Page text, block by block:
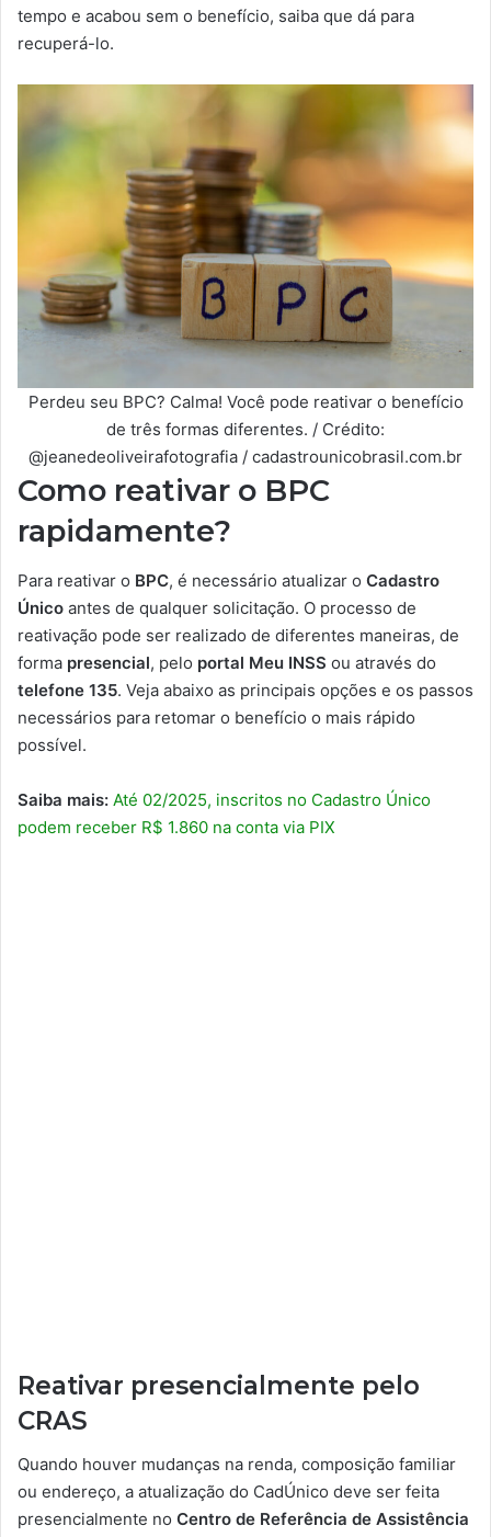
tempo e acabou sem o benefício, saiba que dá para
recuperá-lo.
Perdeu seu BPC? Calma! Você pode reativar o benefício
de três formas diferentes. / Crédito:
@jeanedeoliveirafotografia / cadastrounicobrasil.com.br
Como reativar o BPC
rapidamente?
Para reativar o BPC, é necessário atualizar o Cadastro
Único antes de qualquer solicitação. O processo de
reativação pode ser realizado de diferentes maneiras, de
forma presencial, pelo portal Meu INSS ou através do
telefone 135. Veja abaixo as principais opções e os passos
necessários para retomar o benefício o mais rápido
possível.
Saiba mais: Até 02/2025, inscritos no Cadastro Único
podem receber R$ 1.860 na conta via PIX
Reativar presencialmente pelo
CRAS
Quando houver mudanças na renda, composição familiar
ou endereço, a atualização do CadÚnico deve ser feita
presencialmente no Centro de Referência de Assistência